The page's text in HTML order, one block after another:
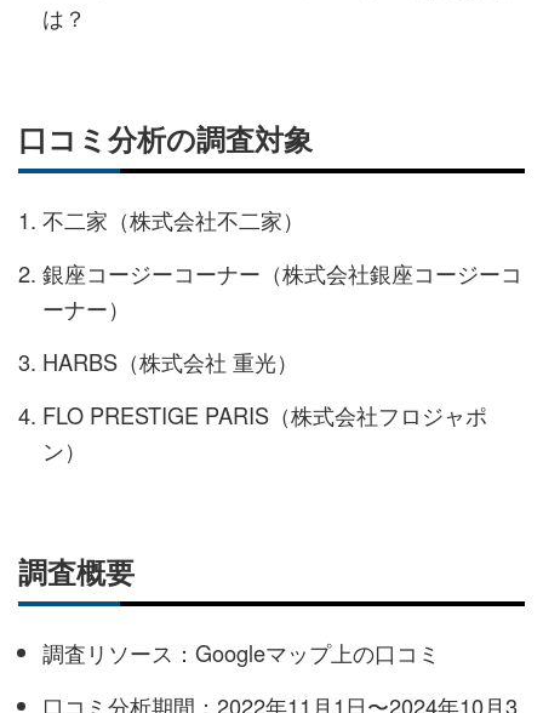
は？
口コミ分析の調査対象
不二家（株式会社不二家）
銀座コージーコーナー（株式会社銀座コージーコ
ーナー）
HARBS（株式会社 重光）
FLO PRESTIGE PARIS（株式会社フロジャポ
ン）
調査概要
調査リソース：Googleマップ上の口コミ
口コミ分析期間：2022年11月1日〜2024年10月3